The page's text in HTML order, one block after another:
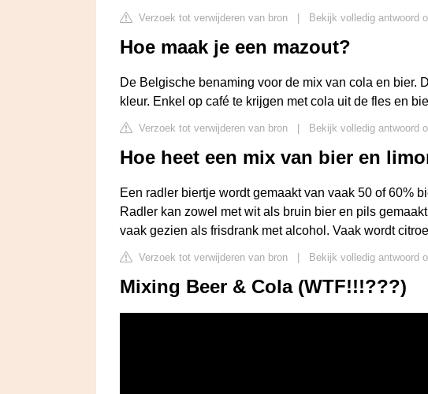
Verzoek tot verwijderen van bron Bekijk volledig antwoord
Hoe maak je een mazout?
De Belgische benaming voor de mix van cola en bier.
kleur. Enkel op café te krijgen met cola uit de fles en
Verzoek tot verwijderen van bron Bekijk volledig antwoord
Hoe heet een mix van bier en
Een radler biertje wordt gemaakt van vaak 50 of 60%
Radler kan zowel met wit als bruin bier en pils
vaak gezien als frisdrank met alcohol. Vaak wordt
Verzoek tot verwijderen van bron Bekijk volledig antwoord
Mixing Beer & Cola (WTF!!!???)